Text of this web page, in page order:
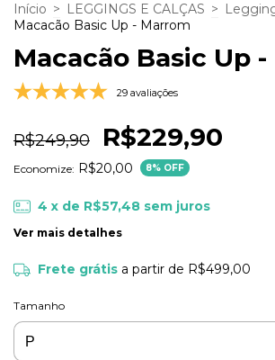
Início > LEGGINGS E CALÇAS >
Macacão Basic Up - Marrom
Macacão Basic Up
29 avaliações
R$249,90 R$229,90
Economize: R$20,00 8% OFF
4 x de R$57,48 sem juros
Ver mais detalhes
Frete grátis a partir de R$499,00
Tamanho